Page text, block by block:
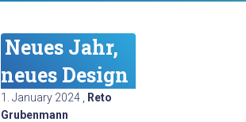
Neues Jahr,
neues Design
1. January 2024
Reto
Grubenmann